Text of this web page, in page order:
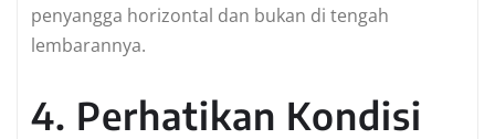
penyangga horizontal dan bukan di tengah
lembarannya.
4. Perhatikan Kondisi